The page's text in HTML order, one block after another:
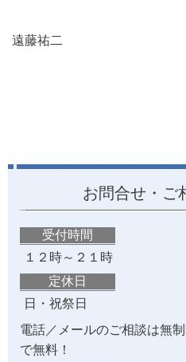
遠藤祐二
お問合せ・ご
受付時間
１２時～２１時
定休日
日・祝祭日
電話／メールのご相談は無
で無料！